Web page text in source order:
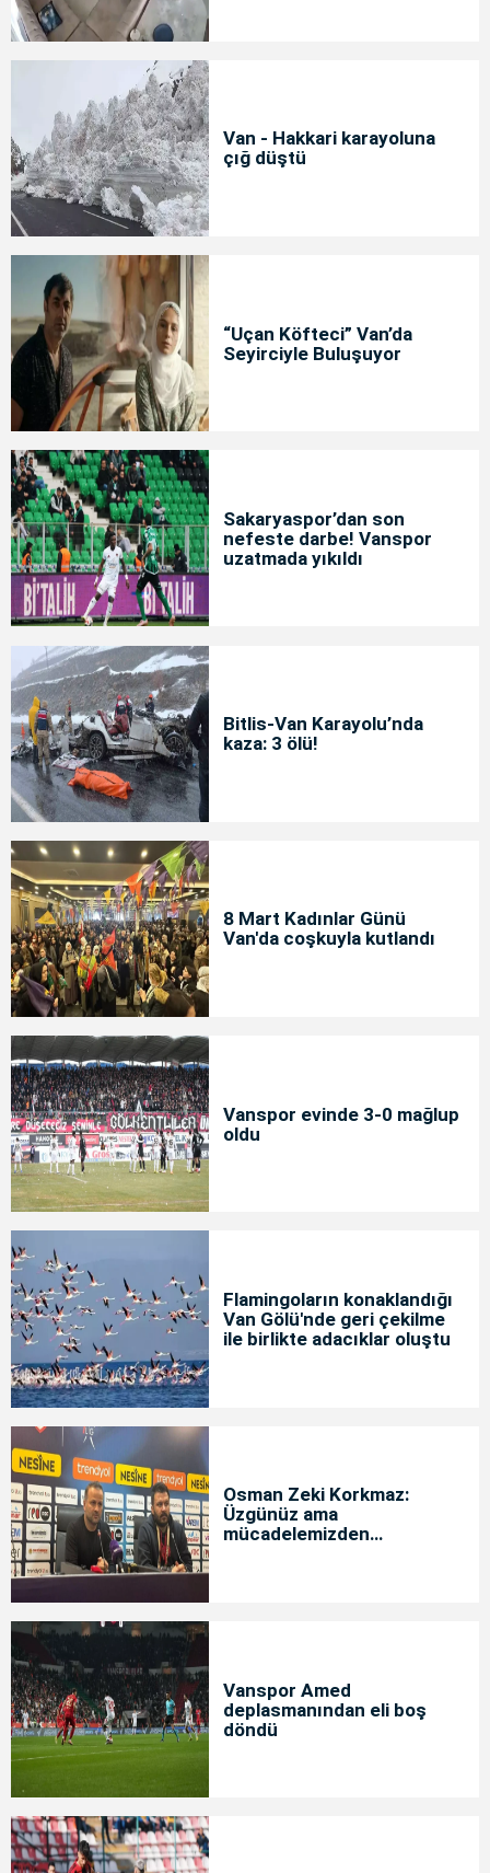
Van - Hakkari karayoluna
çığ düştü
“Uçan Köfteci” Van’da
Seyirciyle Buluşuyor
Sakaryaspor’dan son
nefeste darbe! Vanspor
uzatmada yıkıldı
Bitlis-Van Karayolu’nda
kaza: 3 ölü!
8 Mart Kadınlar Günü
Van'da coşkuyla kutlandı
Vanspor evinde 3-0 mağlup
oldu
Flamingoların konaklandığı
Van Gölü'nde geri çekilme
ile birlikte adacıklar oluştu
Osman Zeki Korkmaz:
Üzgünüz ama
mücadelemizden
Vanspor Amed
deplasmanından eli boş
döndü